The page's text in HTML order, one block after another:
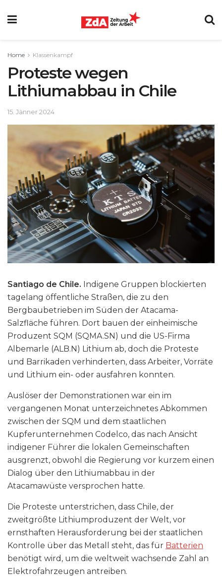
Home Klassenkampf
Proteste wegen
Lithiumabbau in Chile
15. Jänner 2024
Santiago de Chile. Indigene Gruppen blockierten
tagelang öffentliche Straßen, die zu den
Bergbaubetrieben im Süden der Atacama-
Salzfläche führen. Dort bauen der einheimische
Produzent SQM (SQMA​.SN) und die US-Firma
Albemarle (ALB.N) Lithium ab, doch die Proteste
und Barrikaden verhinderten, dass Arbeiter, Vorräte
und Lithium ein- oder ausfahren konnten.
Auslöser der Demonstrationen war ein im
vergangenen Monat unterzeichnetes Abkommen
zwischen der SQM und dem staatlichen
Kupferunternehmen Codelco, das nach Ansicht
indigener Führer die lokalen Gemeinschaften
ausgrenzt, obwohl die Regierung vor kurzem einen
Dialog über den Lithiumabbau in der
Atacamawüste versprochen hatte.
Die Proteste unterstrichen, dass Chile, der
zweitgrößte Lithiumproduzent der Welt, vor
ernsthaften Herausforderung bei der staatlichen
Kontrolle über das Metall steht, das für Batterien
benötigt wird, um die weltweit wachsende Zahl an
Elektrofahrzeugen antreiben.